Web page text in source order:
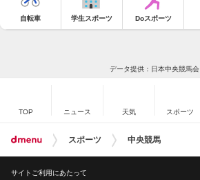
自転車 学生スポーツ Doスポーツ
データ提供：日本中央競馬会
TOP ニュース 天気 スポーツ
スポーツ 中央競馬
サイトご利用にあたって